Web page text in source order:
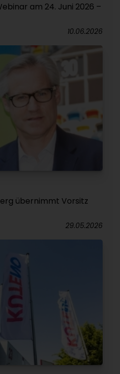
am 24. Juni 2026 –
10.06.2026
übernimmt Vorsitz
29.05.2026